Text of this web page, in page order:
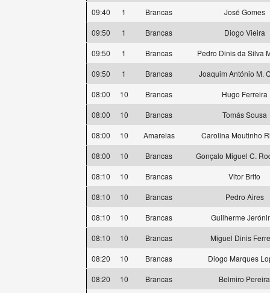
09:40
1 Brancas
José Gomes
09:50
1 Brancas
Diogo Vieira
09:50
1 Brancas
Pedro Dinis da Silva
09:50
1 Brancas
Joaquim António M.
08:00
10 Brancas
Hugo Ferreira
08:00
10 Brancas
Tomás Sousa
08:00
10 Amarelas
Carolina Moutinho
08:00
10 Brancas
Gonçalo Miguel C.
08:10
10 Brancas
Vitor Brito
08:10
10 Brancas
Pedro Aires
08:10
10 Brancas
Guilherme
08:10
10 Brancas
Miguel Dinis
08:20
10 Brancas
Diogo Marques
08:20
10 Brancas
Belmiro Pereira